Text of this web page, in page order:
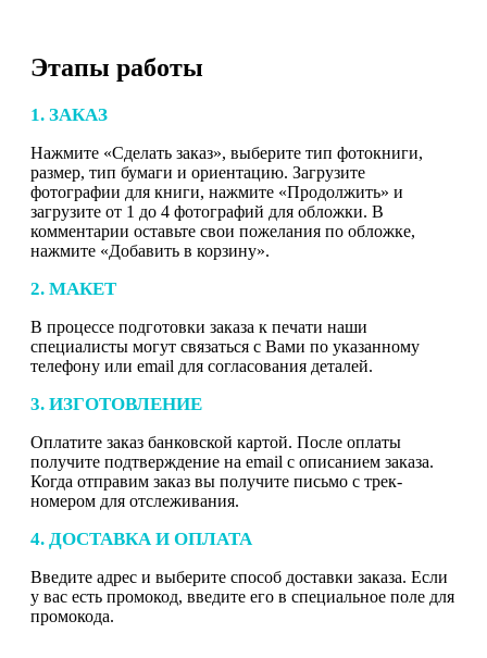
Этапы работы
1. ЗАКАЗ
Нажмите «Сделать заказ», выберите тип фотокниги,
размер, тип бумаги и ориентацию. Загрузите
фотографии для книги, нажмите «Продолжить» и
загрузите от 1 до 4 фотографий для обложки. В
комментарии оставьте свои пожелания по обложке,
нажмите «Добавить в корзину».
2. МАКЕТ
В процессе подготовки заказа к печати наши
специалисты могут связаться с Вами по указанному
телефону или email для согласования деталей.
3. ИЗГОТОВЛЕНИЕ
Оплатите заказ банковской картой. После оплаты
получите подтверждение на email с описанием заказа.
Когда отправим заказ вы получите письмо с трек-
номером для отслеживания.
4. ДОСТАВКА И ОПЛАТА
Введите адрес и выберите способ доставки заказа. Если
у вас есть промокод, введите его в специальное поле для
промокода.